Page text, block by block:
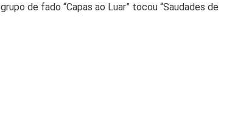
de fado “Capas ao Luar” tocou “Saudades de